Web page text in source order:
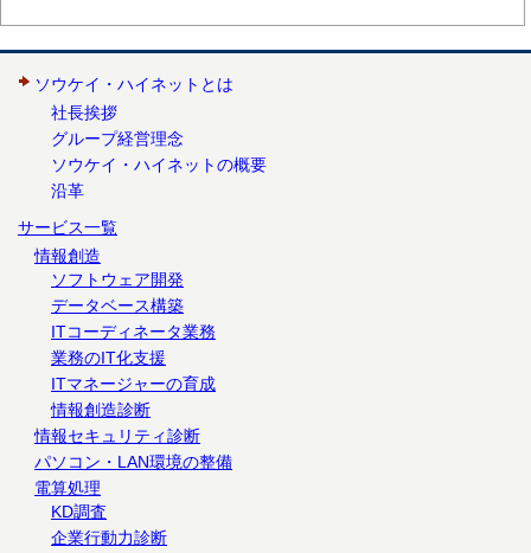
ソウケイ・ハイネットとは
社長挨拶
グループ経営理念
ソウケイ・ハイネットの概要
沿革
サービス一覧
情報創造
ソフトウェア開発
データベース構築
ITコーディネータ業務
業務のIT化支援
ITマネージャーの育成
情報創造診断
情報セキュリティ診断
パソコン・LAN環境の整備
電算処理
KD調査
企業行動力診断